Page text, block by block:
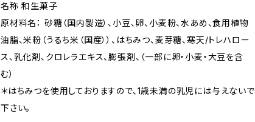
名称 和生菓子
原材料名： 砂糖（国内製造）、小豆、卵、小麦粉、水あめ、食用植物
油脂、米粉（うるち米（国産））、はちみつ、麦芽糖、寒天/トレハロー
ス、乳化剤、クロレラエキス、膨張剤、（一部に卵・小麦・大豆を含
む）
＊はちみつを使用しておりますので、1歳未満の乳児には与えないで
下さい。